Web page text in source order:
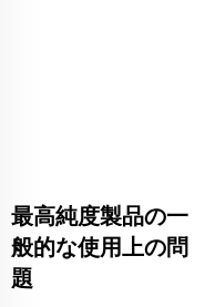
最高純度製品の一
般的な使用上の問
題